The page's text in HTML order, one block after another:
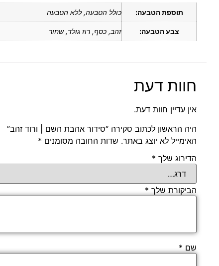
תוספת הטבעה: כולל הטבעה, ללא הטבעה
צבע הטבעה: זהב, כסף, רוז גולד, שחור
חוות דעת
אין עדיין חוות דעת.
היה הראשון לכתוב סקירה “סידור אהבת השם | ורוד זהב”
האימייל לא יוצג באתר. שדות החובה מסומנים *
הדירוג שלך *
הביקורת שלך *
שם *